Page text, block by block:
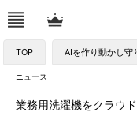
TOP AIを作り動かし守
ニュース
業務用洗濯機をクラウ